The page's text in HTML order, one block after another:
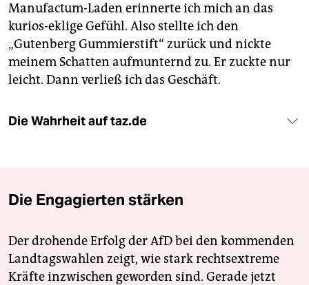
Manufactum-Laden erinnerte ich mich an das
kurios-eklige Gefühl. Also stellte ich den
„Gutenberg Gummierstift“ zurück und nickte
meinem Schatten aufmunternd zu. Er zuckte nur
leicht. Dann verließ ich das Geschäft.
Die Wahrheit auf taz.de
Die Engagierten stärken
Der drohende Erfolg der AfD bei den kommenden
Landtagswahlen zeigt, wie stark rechtsextreme
Kräfte inzwischen geworden sind. Gerade jetzt